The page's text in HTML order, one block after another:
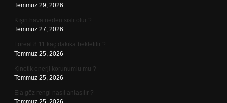
Temmuz 29, 2026
Kışın hava neden sisli olur ?
Temmuz 27, 2026
Loreal 8.11 kaç dakika bekletilir ?
Temmuz 25, 2026
Kinetik enerji korunumlu mu ?
Temmuz 25, 2026
Ela göz rengi nasıl anlaşılır ?